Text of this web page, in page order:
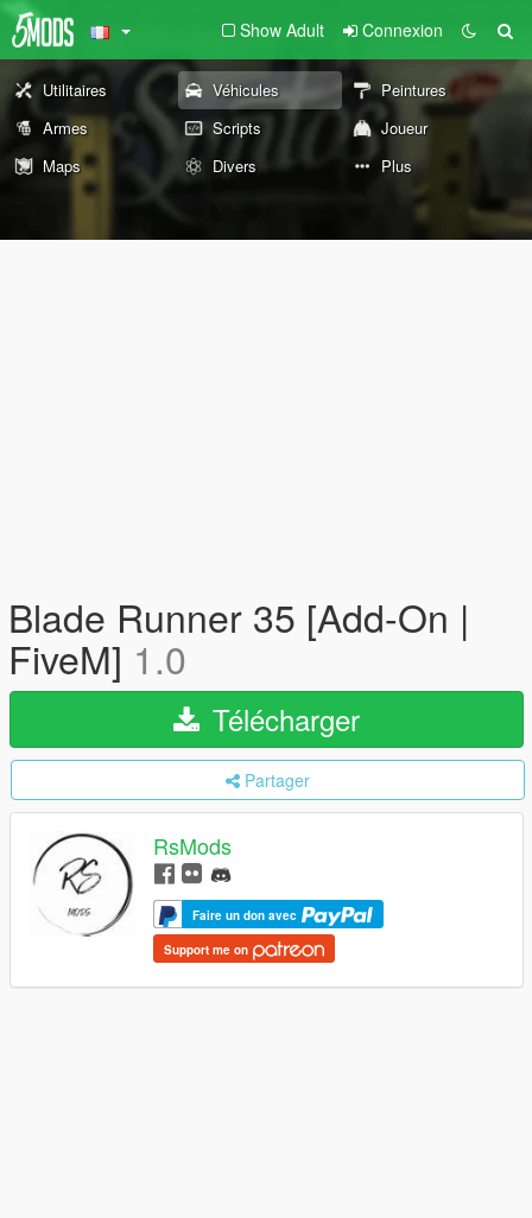
Show Adult Connexion
Utilitaires Véhicules
Peintures
Armes
Scripts
Joueur
Maps
Divers Plus
Blade Runner 35 [Add-On |
FiveM] 1.0
Télécharger
Partager
RsMods
Faire un don avec
Support me on